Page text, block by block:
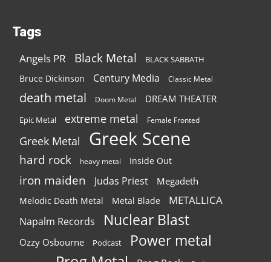
Tags
Angels PR Black Metal BLACK SABBATH
Bruce Dickinson Century Media Classic Metal
death metal Doom Metal DREAM THEATER
Epic Metal extreme metal Female Fronted
Greek Metal Greek Scene
hard rock heavy metal Inside Out
iron maiden Judas Priest Megadeth
Melodic Death Metal Metal Blade METALLICA
Napalm Records Nuclear Blast
Ozzy Osbourne Podcast Power metal